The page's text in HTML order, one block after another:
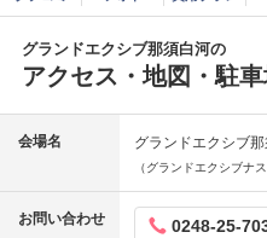
グランドエクシブ那須白河の
アクセス・地図・駐
会場名 グランドエクシブ那
（グランドエクシブナ
お問い合わせ 0248-25-